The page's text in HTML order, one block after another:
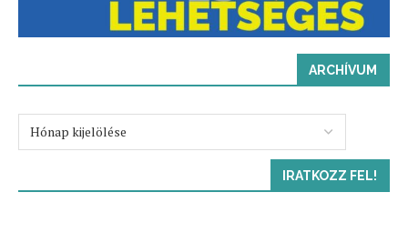
ARCHÍVUM
IRATKOZZ FEL!